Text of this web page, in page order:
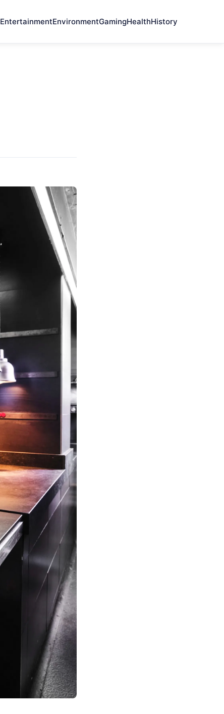
EntertainmentEnvironmentGamingHealthHistory